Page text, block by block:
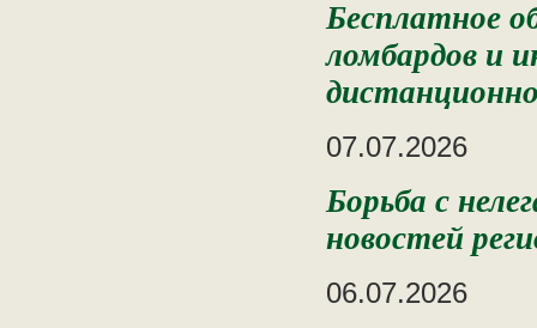
Бесплатное
ломбардов и
07.07.2026
Борьба с
новостей
06.07.2026